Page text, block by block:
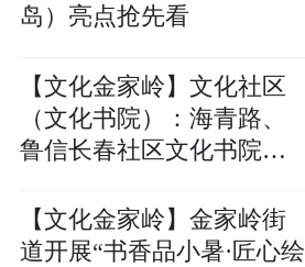
岛）亮点抢先看
【文化金家岭】文化社区
（文化书院）：海青路、
鲁信长春社区文化书院顺
【文化金家岭】金家岭街
道开展“书香品小暑·匠心绘